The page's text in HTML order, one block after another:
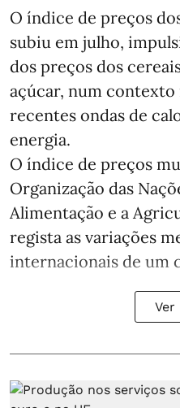
O índice de preços
subiu em julho,
dos preços dos
açúcar, num contexto
recentes ondas de
energia.
O índice de preços
Organização das
Alimentação e a
regista as variações
internacionais de um
Ver